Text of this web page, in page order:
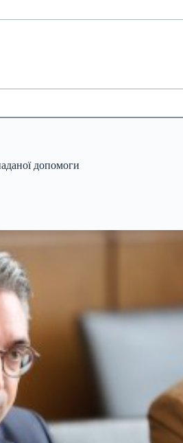
допомоги